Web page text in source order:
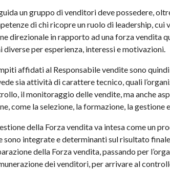
un gruppo di venditori deve possedere,
di chi ricopre un ruolo di leadership, cui
direzionale in rapporto ad una forza vendita
diverse per esperienza, interessi e motivazioni.
affidati al Responsabile vendite sono
sia attività di carattere tecnico, quali
il monitoraggio delle vendite, ma anche
come la selezione, la formazione, la
della Forza vendita va intesa come un
sono integrate e determinanti sul risultato
della Forza vendita, passando per
dei venditori, per arrivare al